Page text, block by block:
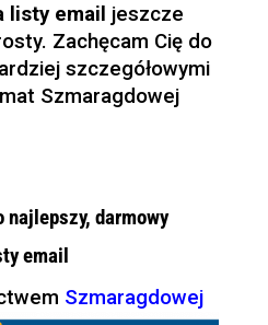
listy email jeszcze
Zachęcam Cię do
szczegółowymi
Szmaragdowej
najlepszy, darmowy
email
Szmaragdowej